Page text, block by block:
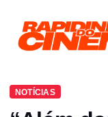
NOTÍCIAS